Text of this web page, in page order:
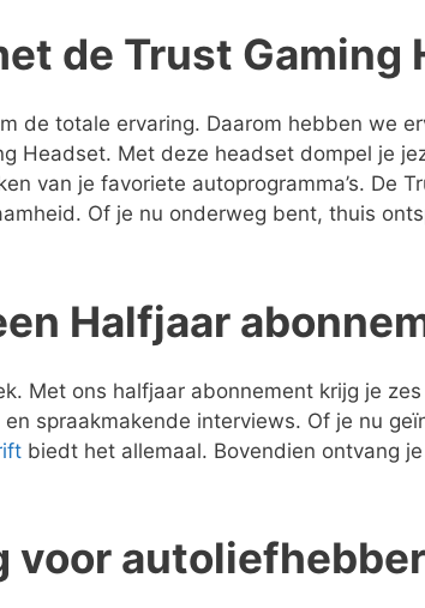
de Trust Gaming
de totale ervaring. Daarom hebben we
Headset. Met deze headset dompel je
van je favoriete autoprogramma’s. De
Of je nu onderweg bent, thuis
Halfjaar
Met ons halfjaar abonnement krijg je
spraakmakende interviews. Of je nu
biedt het allemaal. Bovendien ontvang
voor